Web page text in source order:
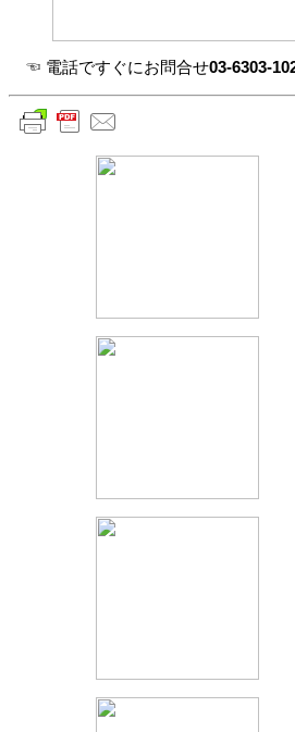
☜ 電話ですぐにお問合せ03-6303-